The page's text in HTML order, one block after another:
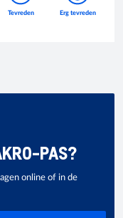
PAS?
online of in de